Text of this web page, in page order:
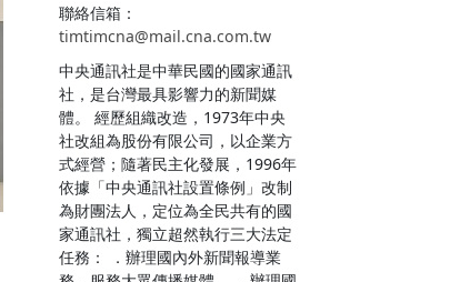
聯絡信箱：
timtimcna@mail.cna.com.tw
中央通訊社是中華民國的國家通訊
社，是台灣最具影響力的新聞媒
體。 經歷組織改造，1973年中央
社改組為股份有限公司，以企業方
式經營；隨著民主化發展，1996年
依據「中央通訊社設置條例」改制
為財團法人，定位為全民共有的國
家通訊社，獨立超然執行三大法定
任務： ．辦理國內外新聞報導業